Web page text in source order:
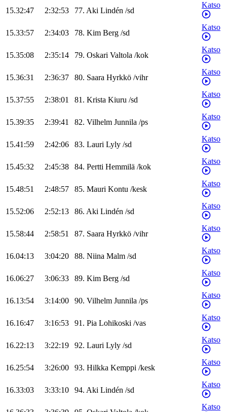
15.32:47 2:32:53 77. Aki Lindén /sd
Katso
15.33:57 2:34:03 78. Kim Berg /sd
Katso
15.35:08 2:35:14 79. Oskari Valtola /kok
Katso
15.36:31 2:36:37 80. Saara Hyrkkö /vihr
Katso
15.37:55 2:38:01 81. Krista Kiuru /sd
Katso
15.39:35 2:39:41 82. Vilhelm Junnila /ps
Katso
15.41:59 2:42:06 83. Lauri Lyly /sd
Katso
15.45:32 2:45:38 84. Pertti Hemmilä /kok
Katso
15.48:51 2:48:57 85. Mauri Kontu /kesk
Katso
15.52:06 2:52:13 86. Aki Lindén /sd
Katso
15.58:44 2:58:51 87. Saara Hyrkkö /vihr
Katso
16.04:13 3:04:20 88. Niina Malm /sd
Katso
16.06:27 3:06:33 89. Kim Berg /sd
Katso
16.13:54 3:14:00 90. Vilhelm Junnila /ps
Katso
16.16:47 3:16:53 91. Pia Lohikoski /vas
Katso
16.22:13 3:22:19 92. Lauri Lyly /sd
Katso
16.25:54 3:26:00 93. Hilkka Kemppi /kesk
Katso
16.33:03 3:33:10 94. Aki Lindén /sd
Katso
Katso